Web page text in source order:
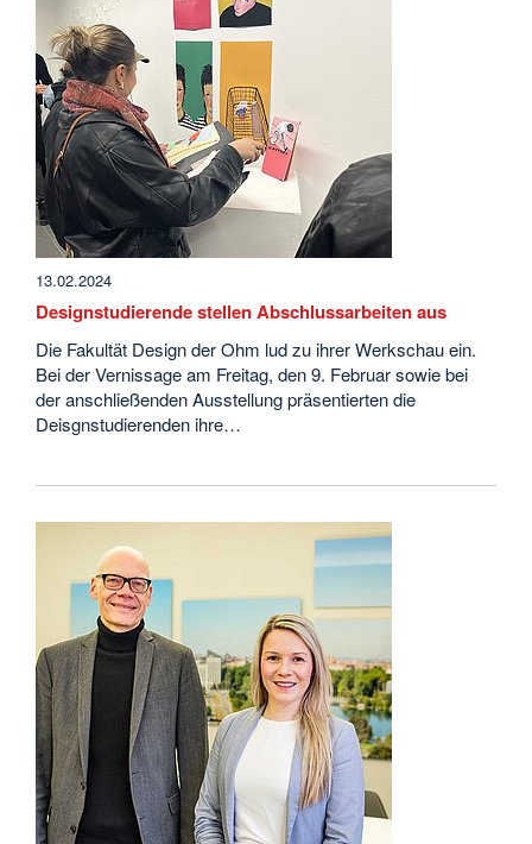
13.02.2024
Designstudierende stellen Abschlussarbeiten aus
Die Fakultät Design der Ohm lud zu ihrer Werkschau ein.
Bei der Vernissage am Freitag, den 9. Februar sowie bei
der anschließenden Ausstellung präsentierten die
Deisgnstudierenden ihre…